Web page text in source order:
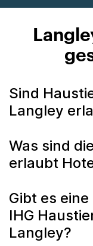
Sind
Langley
Was sind
erlaubt
Gibt es
IHG
Langley?